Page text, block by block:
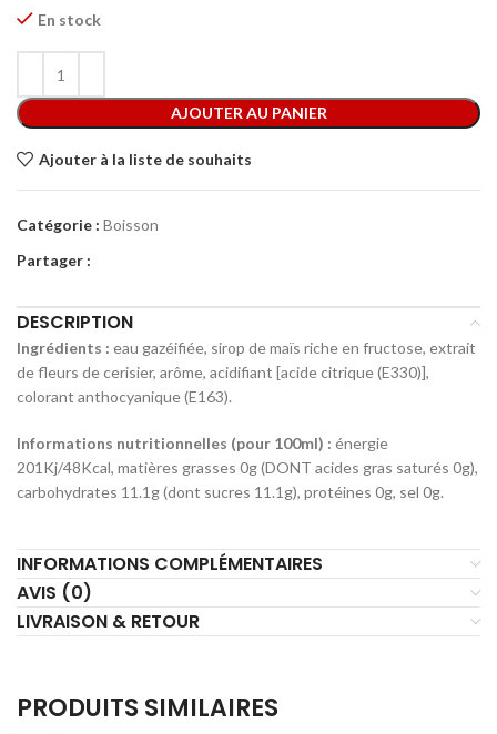
En stock
AJOUTER AU PANIER
Ajouter à la liste de souhaits
Catégorie : Boisson
Partager :
DESCRIPTION
Ingrédients : eau gazéifiée, sirop de maïs riche en fructose, extrait
de fleurs de cerisier, arôme, acidifiant [acide citrique (E330)],
colorant anthocyanique (E163).
Informations nutritionnelles (pour 100ml) : énergie
201Kj/48Kcal, matières grasses 0g (DONT acides gras saturés 0g),
carbohydrates 11.1g (dont sucres 11.1g), protéines 0g, sel 0g.
INFORMATIONS COMPLÉMENTAIRES
AVIS (0)
LIVRAISON & RETOUR
PRODUITS SIMILAIRES